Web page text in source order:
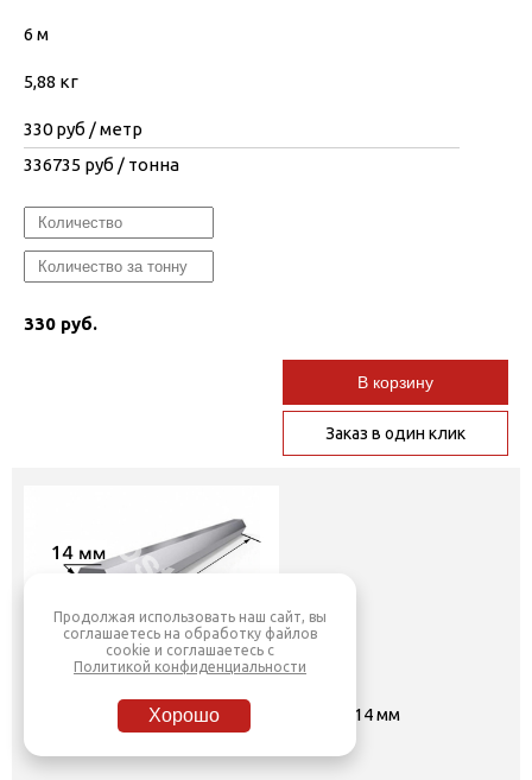
6 м
5,88 кг
330 руб / метр
336735 руб / тонна
330 руб.
В корзину
Заказ в один клик
Шестигранник нержавеющий AISI 304 14 мм
Продолжая использовать наш сайт, вы
соглашаетесь на обработку файлов
cookie и соглашаетесь с
Политикой конфиденциальности
Хорошо